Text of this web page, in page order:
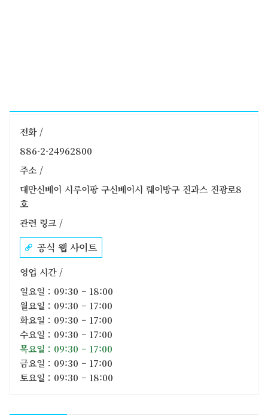
전화 /
886-2-24962800
주소 /
대만신베이 시루이팡 구신베이시 뤠이방구 진과스 진광로8
호
관련 링크 /
공식 웹 사이트
영업 시간 /
일요일：09:30 – 18:00
월요일：09:30 – 17:00
화요일：09:30 – 17:00
수요일：09:30 – 17:00
목요일：09:30 – 17:00
금요일：09:30 – 17:00
토요일：09:30 – 18:00